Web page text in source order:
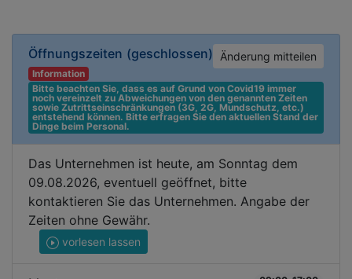
Öffnungszeiten (geschlossen) Änderung mitteilen
Information
Bitte beachten Sie, dass es auf Grund von Covid19 immer
noch vereinzelt zu Abweichungen von den genannten Zeiten
sowie Zutrittseinschränkungen (3G, 2G, Mundschutz, etc.)
entstehend können. Bitte erfragen Sie den aktuellen Stand der
Dinge beim Personal.
Das Unternehmen ist heute, am Sonntag dem
09.08.2026, eventuell geöffnet, bitte
kontaktieren Sie das Unternehmen. Angabe der
Zeiten ohne Gewähr.
vorlesen lassen